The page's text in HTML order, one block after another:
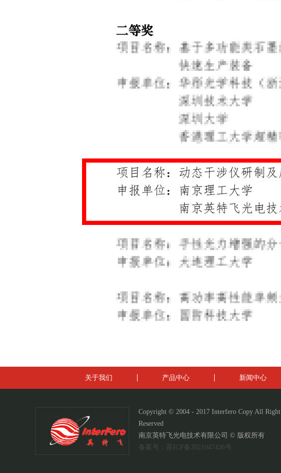
关于我们 产品中心 新闻中心
Copyright © 2004 - 2017 Interfero Copy All Right
Reserved
南京英特飞光电技术有限公司 © 版权所有
备案号：苏ICP备2021047436号